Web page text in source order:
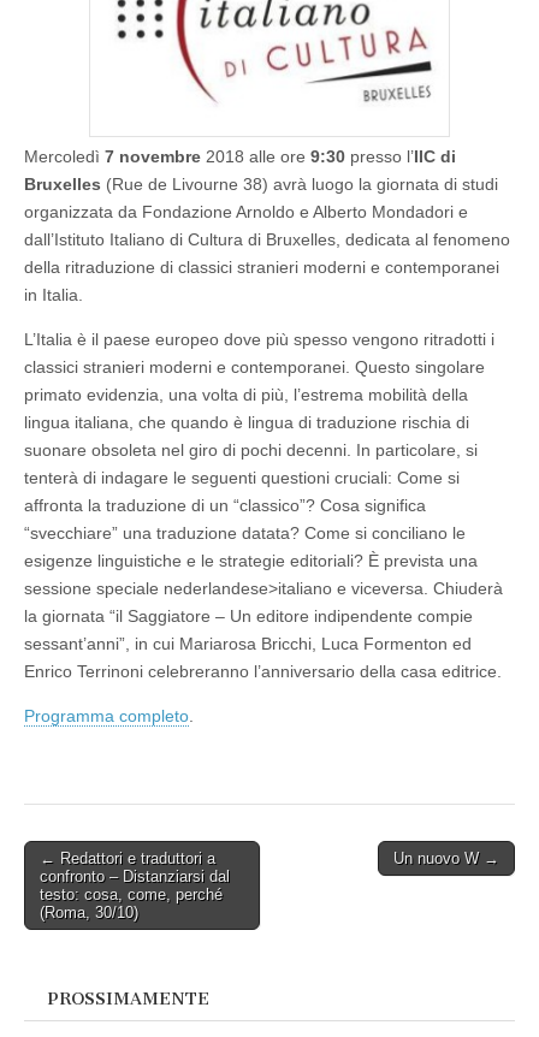
Mercoledì 7 novembre 2018 alle ore 9:30 presso l’IIC di
Bruxelles (Rue de Livourne 38) avrà luogo la giornata di studi
organizzata da Fondazione Arnoldo e Alberto Mondadori e
dall’Istituto Italiano di Cultura di Bruxelles, dedicata al fenomeno
della ritraduzione di classici stranieri moderni e contemporanei
in Italia.
L’Italia è il paese europeo dove più spesso vengono ritradotti i
classici stranieri moderni e contemporanei. Questo singolare
primato evidenzia, una volta di più, l’estrema mobilità della
lingua italiana, che quando è lingua di traduzione rischia di
suonare obsoleta nel giro di pochi decenni. In particolare, si
tenterà di indagare le seguenti questioni cruciali: Come si
affronta la traduzione di un “classico”? Cosa significa
“svecchiare” una traduzione datata? Come si conciliano le
esigenze linguistiche e le strategie editoriali? È prevista una
sessione speciale nederlandese>italiano e viceversa. Chiuderà
la giornata “il Saggiatore – Un editore indipendente compie
sessant’anni”, in cui Mariarosa Bricchi, Luca Formenton ed
Enrico Terrinoni celebreranno l’anniversario della casa editrice.
Programma completo
Post
navigation
← Redattori e traduttori a
confronto – Distanziarsi dal
testo: cosa, come, perché
(Roma, 30/10)
Un nuovo W →
PROSSIMAMENTE